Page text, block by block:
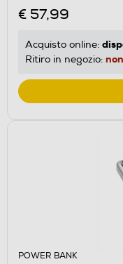
€ 57,99
Acquisto online:
Ritiro in negozio:
POWER BANK